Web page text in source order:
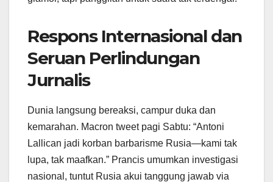
Respons Internasional dan
Seruan Perlindungan
Jurnalis
Dunia langsung bereaksi, campur duka dan
kemarahan. Macron tweet pagi Sabtu: “Antoni
Lallican jadi korban barbarisme Rusia—kami tak
lupa, tak maafkan.” Prancis umumkan investigasi
nasional, tuntut Rusia akui tanggung jawab via